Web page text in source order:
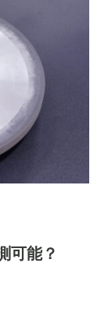
可能？